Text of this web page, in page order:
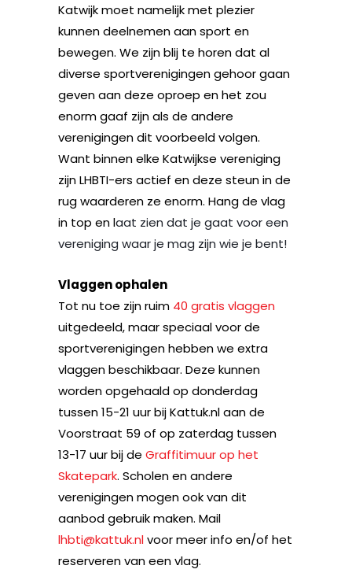
Katwijk moet namelijk met plezier
kunnen deelnemen aan sport en
bewegen. We zijn blij te horen dat al
diverse sportverenigingen gehoor gaan
geven aan deze oproep en het zou
enorm gaaf zijn als de andere
verenigingen dit voorbeeld volgen.
Want binnen elke Katwijkse vereniging
zijn LHBTI-ers actief en deze steun in de
rug waarderen ze enorm. Hang de vlag
in top en laat zien dat je gaat voor een
vereniging waar je mag zijn wie je bent!
Vlaggen ophalen
Tot nu toe zijn ruim 40 gratis vlaggen
uitgedeeld, maar speciaal voor de
sportverenigingen hebben we extra
vlaggen beschikbaar. Deze kunnen
worden opgehaald op donderdag
tussen 15-21 uur bij Kattuk.nl aan de
Voorstraat 59 of op zaterdag tussen
13-17 uur bij de Graffitimuur op het
Skatepark. Scholen en andere
verenigingen mogen ook van dit
aanbod gebruik maken. Mail
lhbti@kattuk.nlvoor meer info en/of het
reserveren van een vlag.